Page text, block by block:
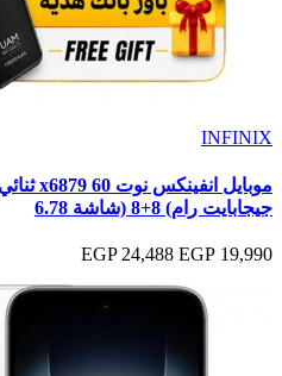
INFINIX
جيجابايت رام) 8+8 (شاشة 6.78
19,990 EGP
24,488 EGP